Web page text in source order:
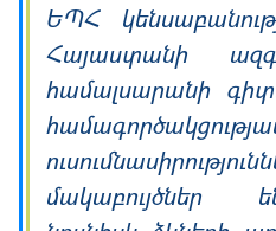
ԵՊՀ
Հայաստանի
համալսարանի
մակաբույծներ